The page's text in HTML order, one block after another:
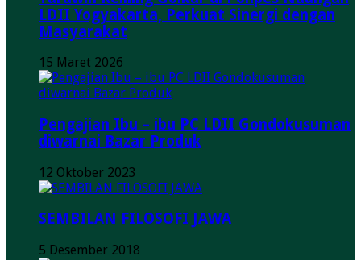
LDII Yogyakarta, Perkuat Sinergi dengan
Masyarakat
15 Maret 2026
Pengajian Ibu – ibu PC LDII Gondokusuman
diwarnai Bazar Produk
12 Oktober 2023
SEMBILAN FILOSOFI JAWA
5 Desember 2018